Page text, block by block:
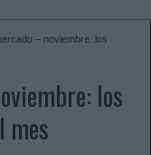
– noviembre: los
los
mes